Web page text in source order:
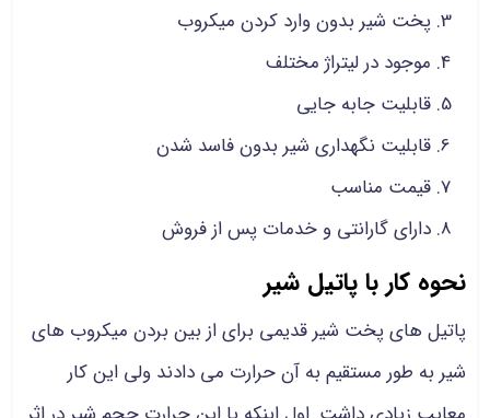
پخت شیر بدون وارد کردن میکروب
موجود در لیتراژ مختلف
قابلیت جابه جایی
قابلیت نگهداری شیر بدون فاسد شدن
قیمت مناسب
دارای گارانتی و خدمات پس از فروش
نحوه کار با پاتیل شیر
پاتیل های پخت شیر قدیمی برای از بین بردن میکروب های
شیر به طور مستقیم به آن حرارت می دادند ولی این کار